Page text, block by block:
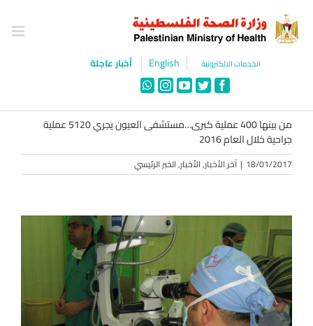
content
الخدمات الالكترونية English أخبار عاجلة
Facebook
Twitter
YouTube
Instagram
WhatsApp
من بينها 400 عملية كبرى…مستشفى العيون يجري 5120 عملية
جراحية خلال العام 2016
18/01/2017
| آخر الأخبار,الأخبار,الخبر الرئيسي